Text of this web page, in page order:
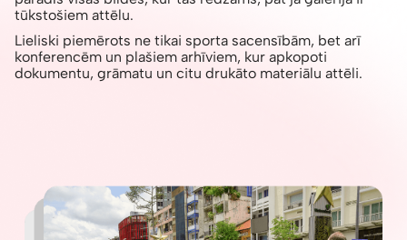
tūkstošiem attēlu.
Lieliski piemērots ne tikai sporta sacensībām, bet arī
konferencēm un plašiem arhīviem, kur apkopoti
dokumentu, grāmatu un citu drukāto materiālu attēli.